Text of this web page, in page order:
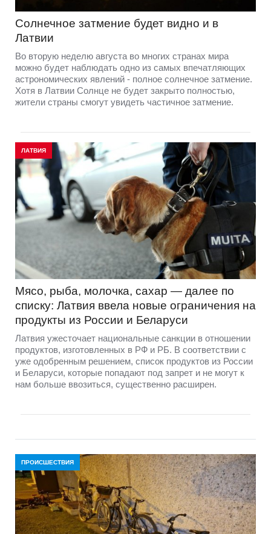
Солнечное затмение будет видно и в
Латвии
Во вторую неделю августа во многих странах мира
можно будет наблюдать одно из самых впечатляющих
астрономических явлений - полное солнечное затмение.
Хотя в Латвии Солнце не будет закрыто полностью,
жители страны смогут увидеть частичное затмение.
ЛАТВИЯ
Мясо, рыба, молочка, сахар — далее по
списку: Латвия ввела новые ограничения на
продукты из России и Беларуси
Латвия ужесточает национальные санкции в отношении
продуктов, изготовленных в РФ и РБ. В соответствии с
уже одобренным решением, список продуктов из России
и Беларуси, которые попадают под запрет и не могут к
нам больше ввозиться, существенно расширен.
ПРОИСШЕСТВИЯ